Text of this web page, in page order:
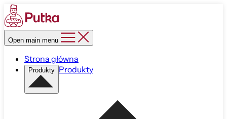
Open main menu
Strona główna
Produkty Produkty